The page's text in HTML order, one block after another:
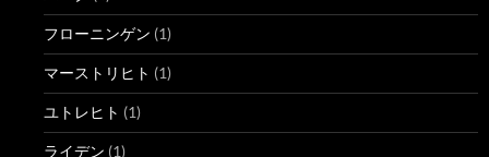
フローニンゲン (1)
マーストリヒト (1)
ユトレヒト (1)
ライデン (1)